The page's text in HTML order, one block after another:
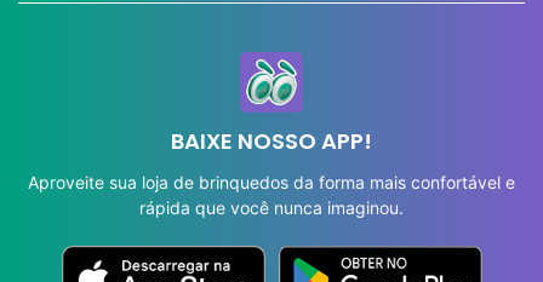
BAIXE NOSSO APP!
Aproveite sua loja de brinquedos da forma mais confortável e
rápida que você nunca imaginou.